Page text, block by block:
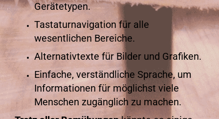
Gerätetypen.
Tastaturnavigation für alle
wesentlichen Bereiche.
Alternativtexte für Bilder und Grafiken.
Einfache, verständliche Sprache, um
Informationen für möglichst viele
Menschen zugänglich zu machen.